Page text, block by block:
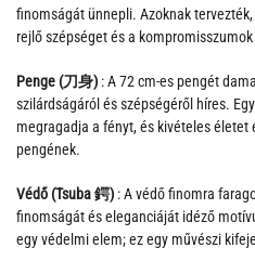
finomságát ünnepli. Azoknak
rejlő szépséget és a
Penge (刀身) : A 72 cm-es pengét
szilárdságáról és szépségéről híres.
megragadja a fényt, és kivételes életet
pengének.
Védő (Tsuba 鍔) : A védő finomra
finomságát és eleganciáját idéző
egy védelmi elem; ez egy művészi